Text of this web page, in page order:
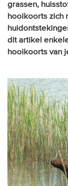
Fokken
Onze
trainingen
Zoek een
Inlog Mijn
grassen,
hooikoorts zich
dit artikel
hooikoorts van